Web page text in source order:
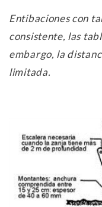
Entibaciones con
consistente, las
embargo, la
limitada.